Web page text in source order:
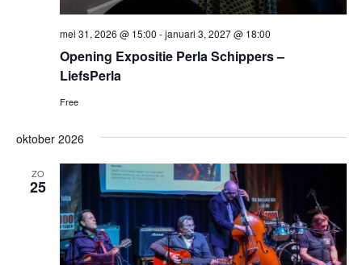
Opening Expositie Perla Schippers –
LiefsPerla
mei 31, 2026 @ 15:00 -januari 3, 2027 @ 18:00
Free
oktober 2026
ZO
25